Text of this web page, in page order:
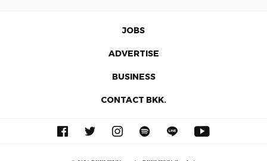
JOBS
ADVERTISE
BUSINESS
CONTACT BKK.